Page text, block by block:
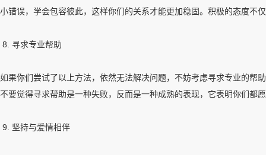
小错误，学会包容彼此，这样你们的关系才能更加稳固。积极的态度不
8. 寻求专业帮助
如果你们尝试了以上方法，依然无法解决问题，不妨考虑寻求专业的帮
不要觉得寻求帮助是一种失败，反而是一种成熟的表现，它表明你们都
9. 坚持与爱情相伴